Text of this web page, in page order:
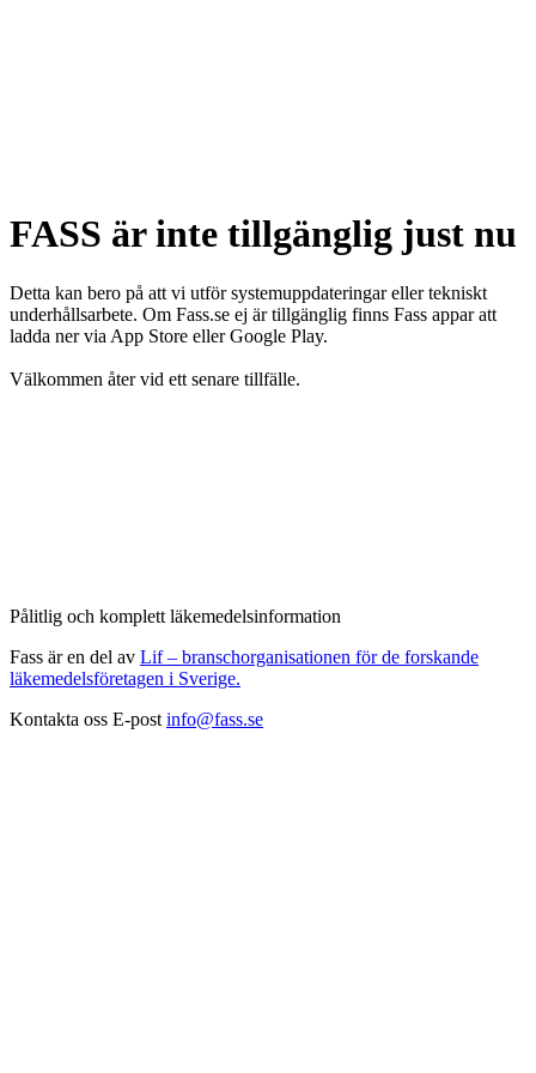
FASS är inte tillgänglig just nu
Detta kan bero på att vi utför systemuppdateringar eller tekniskt
underhållsarbete. Om Fass.se ej är tillgänglig finns Fass appar att
ladda ner via App Store eller Google Play.
Välkommen åter vid ett senare tillfälle.
Pålitlig och komplett läkemedelsinformation
Fass är en del av Lif – branschorganisationen för de forskande
läkemedelsföretagen i Sverige.
Kontakta oss E-post info@fass.se